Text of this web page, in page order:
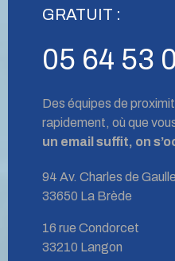
GRATUIT :
05 64 53
Des équipes de
rapidement, où que
un email suffit, on
94 Av. Charles de Gaulle
33650 La Brède
16 rue Condorcet
33210 Langon